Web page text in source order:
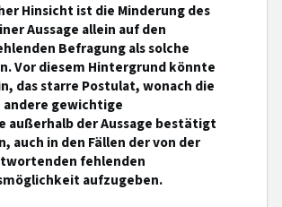
Hinsicht ist die Minderung des
Aussage allein auf den
Befragung als solche
Vor diesem Hintergrund könnte
das starre Postulat, wonach die
andere gewichtige
außerhalb der Aussage bestätigt
auch in den Fällen der von der
fehlenden
aufzugeben.